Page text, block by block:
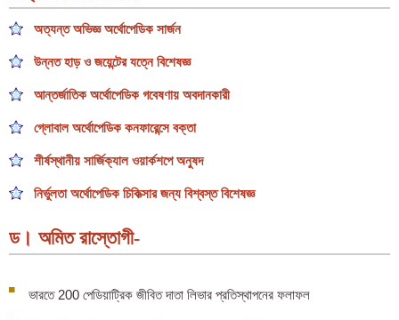
অত্যন্ত অভিজ্ঞ অর্থোপেডিক সার্জন
উন্নত হাড় ও জয়েন্টের যত্নে বিশেষজ্ঞ
আন্তর্জাতিক অর্থোপেডিক গবেষণায় অবদানকারী
গ্লোবাল অর্থোপেডিক কনফারেন্সে বক্তা
শীর্ষস্থানীয় সার্জিক্যাল ওয়ার্কশপে অনুষদ
নির্ভুলতা অর্থোপেডিক চিকিত্সার জন্য বিশ্বস্ত বিশেষজ্ঞ
ড। অমিত রাস্তোগী-
ভারতে 200 পেডিয়াট্রিক জীবিত দাতা লিভার প্রতিস্থাপনের ফলাফল